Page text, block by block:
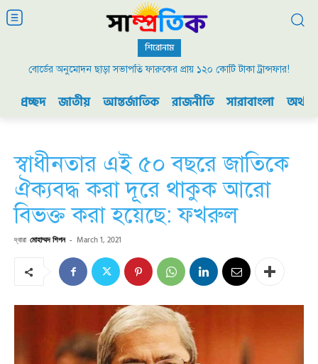
শিরোনাম
বোর্ডের অনুমোদন ছাড়া সভাপতি ফারুকের প্রায় ১২০ কোটি টাকা ট্রান্সফার!
২০০৯ এর বিডিআর বিদ্রোহ এবং ভারতের যুদ্ধ প্রস্তুতি
প্রচ্ছদ জাতীয় আন্তর্জাতিক রাজনীতি সারাবাংলা
স্বাধীনতার এই ৫০ বছরে জাতিকে
ঐক্যবদ্ধ করা দূরে থাকুক আরো
বিভক্ত করা হয়েছে: ফখরুল
দ্বারা মোহাম্মদ শিপন - March 1, 2021